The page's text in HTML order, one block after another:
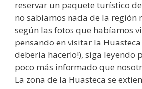
reservar un paquete turístico
no sabíamos nada de la región
según las fotos que habíamos
pensando en visitar la Huasteca
debería hacerlo!), siga leyendo
poco más informado que
La zona de la Huasteca se